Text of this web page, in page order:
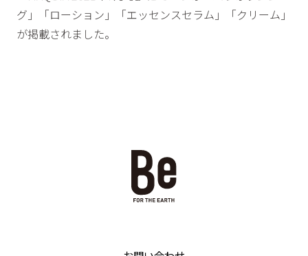
グ」「ローション」「エッセンスセラム」「クリーム」
が掲載されました。